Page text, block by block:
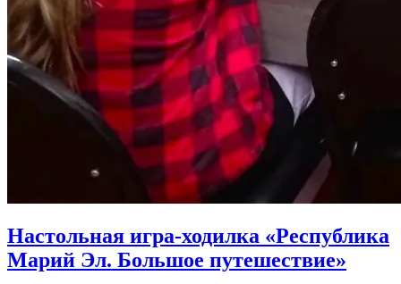
Настольная игра-ходилка «Республика
Марий Эл. Большое путешествие»